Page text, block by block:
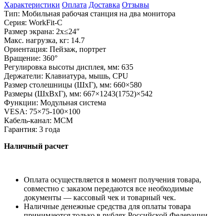
Характеристики Оплата Доставка Отзывы
Тип: Мобильная рабочая станция на два монитора
Серия: WorkFit-C
Размер экрана: 2х≤24″
Макс. нагрузка, кг: 14.7
Ориентация: Пейзаж, портрет
Вращение: 360°
Регулировка высоты дисплея, мм: 635
Держатели: Клавиатура, мышь, CPU
Размер столешницы (ШхГ), мм: 660×580
Размеры (ШхВхГ), мм: 667×1243(1752)×542
Функции: Модульная система
VESA: 75×75-100×100
Кабель-канал: MCM
Гарантия: 3 года
Наличный расчет
Оплата осуществляется в момент получения товара,
совместно с заказом передаются все необходимые
документы — кассовый чек и товарный чек.
Наличные денежные средства для оплаты товара